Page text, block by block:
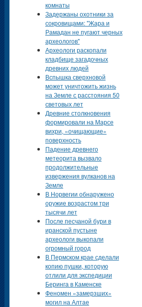
комнаты
Задержаны охотники за
сокровищами: "Жара и
Рамадан не пугают черных
археологов"
Археологи раскопали
кладбище загадочных
древних людей
Вспышка сверхновой
может уничтожить жизнь
на Земле с расстояния 50
световых лет
Древние столкновения
формировали на Марсе
вихри, «очищающие»
поверхность
Падение древнего
метеорита вызвало
продолжительные
извержения вулканов на
Земле
В Норвегии обнаружено
оружие возрастом три
тысячи лет
После песчаной бури в
иранской пустыне
археологи выкопали
огромный город
В Пермском крае сделали
копию пушки, которую
отлили для экспедиции
Беринга в Каменске
Феномен «замерзших»
могил на Алтае